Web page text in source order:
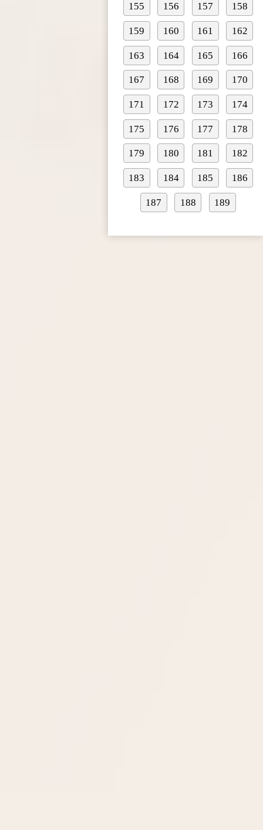
155 156 157 158
159 160 161 162
163 164 165 166
167 168 169 170
171 172 173 174
175 176 177 178
179 180 181 182
183 184 185 186
187 188 189